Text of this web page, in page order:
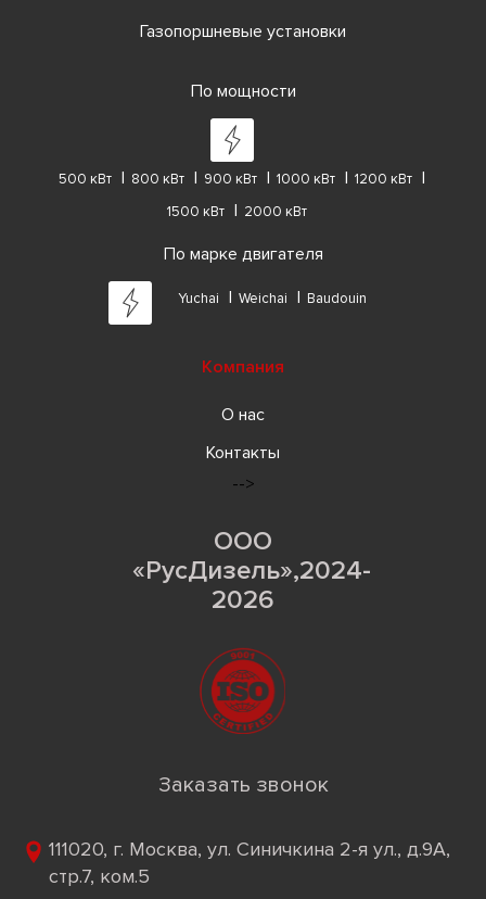
Газопоршневые установки
По мощности
500 кВт 800 кВт 900 кВт 1000 кВт
1200 кВт
1500 кВт
2000 кВт
По марке двигателя
Yuchai Weichai Baudouin
Компания
О нас
Контакты
-->
ООО
«РусДизель»,2024-
2026
Заказать звонок
111020, г. Москва, ул. Синичкина 2-я ул., д.9А,
стр.7, ком.5